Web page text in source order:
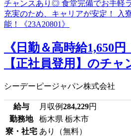
《日勤＆高時給1,650
【正社員登用】のチ
シーデーピージャパン株式会社
給与 月収例284,229円
勤務地
栃木県 栃木市
寮・社宅 あり（無料）